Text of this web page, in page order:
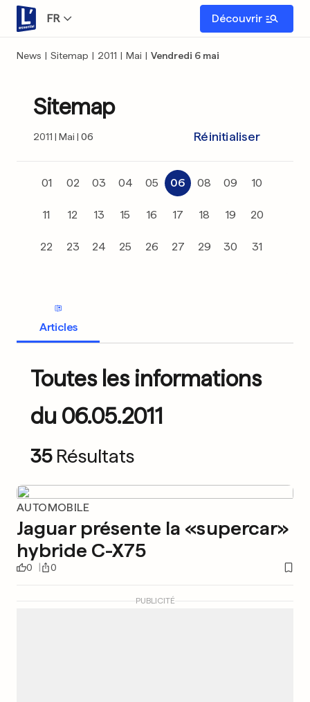
FR Découvrir
News | Sitemap | 2011 | Mai | Vendredi 6 mai
Sitemap
2011 Mai 06 Réinitialiser
01 02 03 04 05 06 08 09 10
11 12 13 15 16 17 18 19 20
22 23 24 25 26 27 29 30 31
Articles
Toutes les informations
du 06.05.2011
35 Résultats
AUTOMOBILE
Jaguar présente la «supercar»
hybride C-X75
0 0
PUBLICITÉ